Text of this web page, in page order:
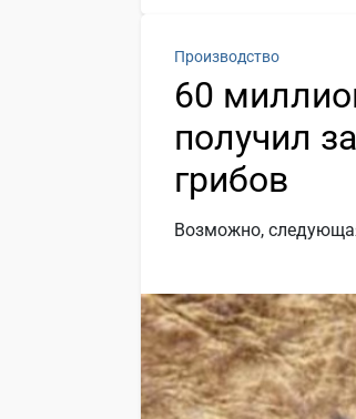
Производство
60
получил
грибов
Возможно,